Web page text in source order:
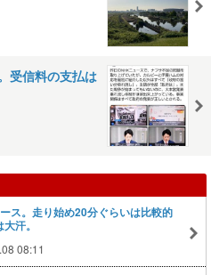
受信料の支払は
ス。走り始め20分ぐらいは比較的
汗。
08:11